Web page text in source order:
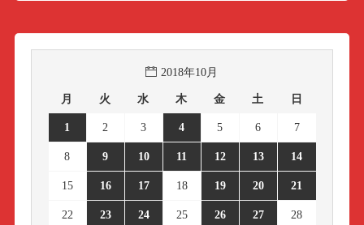
2018年10月
月 火 水 木 金 土 日
1 2 3 4 5 6 7
8 9 10 11 12 13 14
15 16 17 18 19 20 21
22 23 24 25 26 27 28